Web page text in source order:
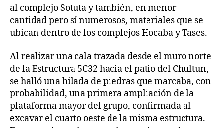
al complejo Sotuta y también, en menor
cantidad pero sí numerosos, materiales que se
ubican dentro de los complejos Hocaba y Tases.
Al realizar una cala trazada desde el muro norte
de la Estructura 5C32 hacia el patio del Chultun,
se halló una hilada de piedras que marcaba, con
probabilidad, una primera ampliación de la
plataforma mayor del grupo, confirmada al
excavar el cuarto oeste de la misma estructura.